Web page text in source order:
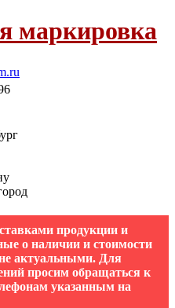
маркировка
продукции и
о наличии и стоимости
актуальными. Для
просим обращаться к
указанным на